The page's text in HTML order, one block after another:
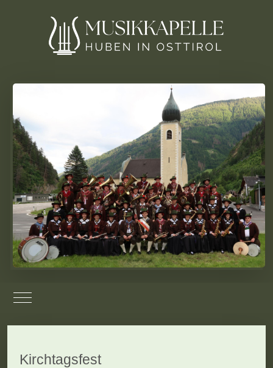
Mobile Menu Toggle
Kirchtagsfest